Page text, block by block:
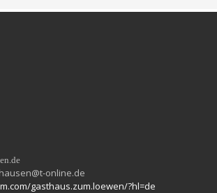
online.de
gasthaus.zum.loewen/?hl=de